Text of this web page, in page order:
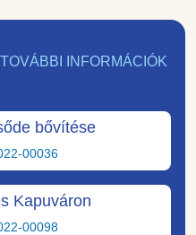
TOVÁBBI INFORMÁCIÓK
bővítése
00036
Kapuváron
00098